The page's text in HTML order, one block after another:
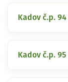
Kadov č.p. 94
Kadov č.p. 95